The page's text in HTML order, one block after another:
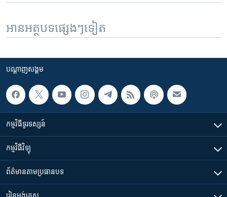
អានអត្ថបទផ្សេងៗទៀត
បណ្តាញ​សង្គម
កម្មវិធី​ទូរទស្សន៍
កម្មវិធី​វិទ្យុ
ព័ត៌មាន​តាមប្រធានបទ​
រៀន​​អង់គ្លេស